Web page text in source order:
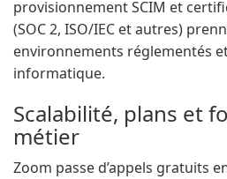
provisionnement SCIM et
(SOC 2, ISO/IEC et autres)
environnements réglementés
informatique.
Scalabilité, plans et
métier
Zoom passe d’appels gratuits